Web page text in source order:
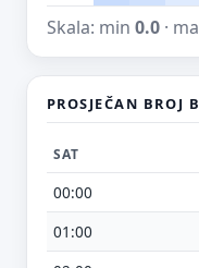
Skala: min 0.0·
PROSJEČAN BROJ
SAT
00:00
01:00